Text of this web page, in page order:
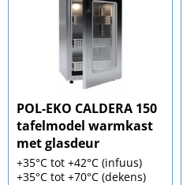
POL-EKO CALDERA 150
tafelmodel warmkast
met glasdeur
+35°C tot +42°C (infuus)
+35°C tot +70°C (dekens)